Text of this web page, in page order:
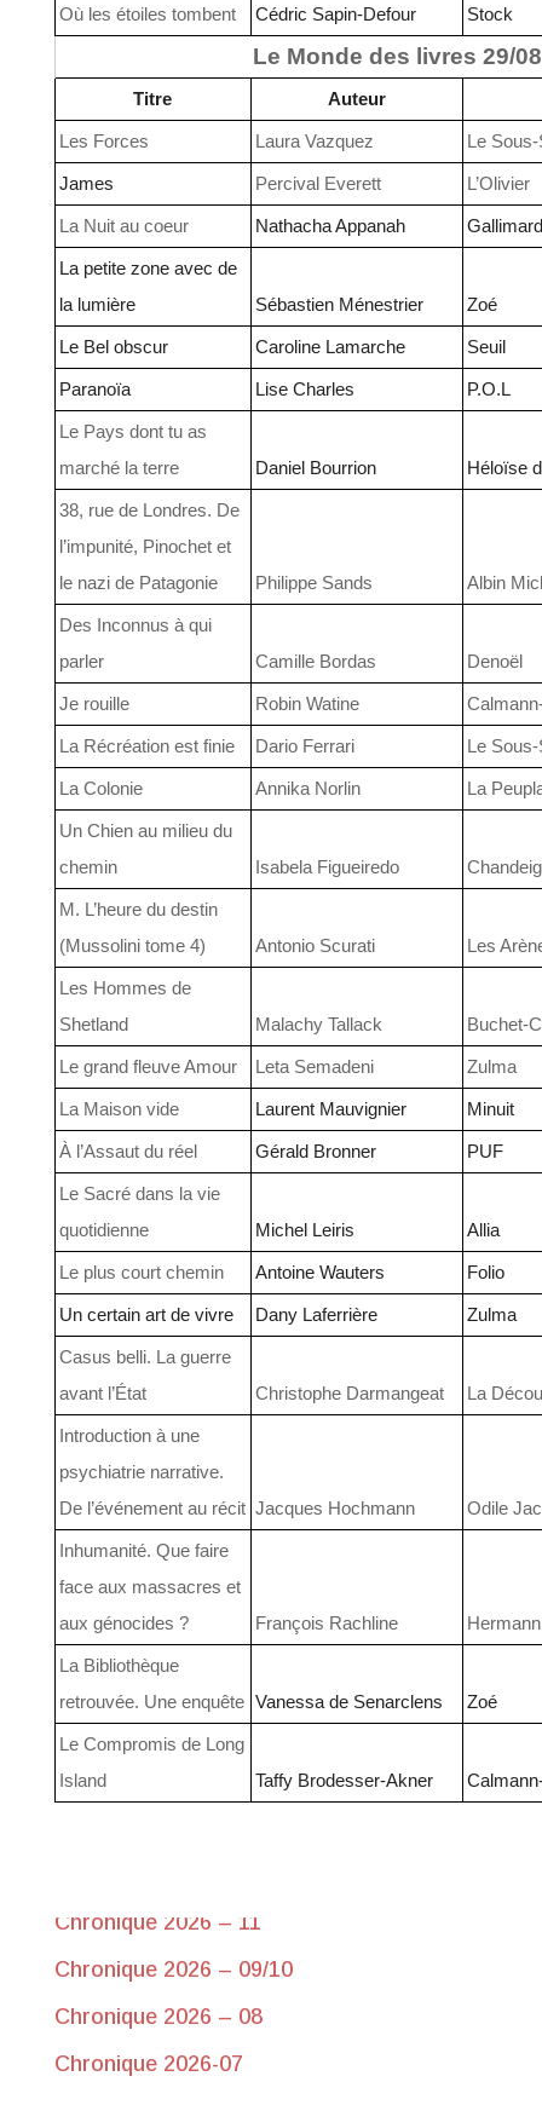
Où les étoiles tombent Cédric Sapin-Defour Stock
Le Monde des livres 29/
Titre Auteur
Les Forces Laura Vazquez Le
James Percival Everett L’Olivier
La Nuit au coeur Nathacha Appanah Gallimard
La petite zone avec de
la lumière
Sébastien Ménestrier Zoé
Le Bel obscur Caroline Lamarche Seuil
Paranoïa Lise Charles P.O.L
Le Pays dont tu as
marché la terre
Daniel Bourrion Héloïse
38, rue de Londres. De
l’impunité, Pinochet et
le nazi de Patagonie
Philippe Sands Albin
Des Inconnus à qui
parler
Camille Bordas Denoël
Je rouille Robin Watine
La Récréation est finie Dario Ferrari Le
La Colonie Annika Norlin La
Un Chien au milieu du
chemin
Isabela Figueiredo
M. L’heure du destin
(Mussolini tome 4)
Antonio Scurati Les
Les Hommes de
Shetland
Malachy Tallack Buchet-
Le grand fleuve Amour Leta Semadeni Zulma
La Maison vide Laurent Mauvignier Minuit
À l’Assaut du réel Gérald Bronner PUF
Le Sacré dans la vie
quotidienne
Michel Leiris Allia
Le plus court chemin Antoine Wauters Folio
Un certain art de vivre Dany Laferrière Zulma
Casus belli. La guerre
avant l’État
Christophe Darmangeat La
Introduction à une
psychiatrie narrative.
De l’événement au récit Jacques Hochmann Odile
Inhumanité. Que faire
face aux massacres et
aux génocides ?
François Rachline Hermann
La Bibliothèque
retrouvée. Une enquête Vanessa de Senarclens Zoé
Le Compromis de Long
Island
Taffy Brodesser-Akner
Chronique 2026 – 11
Chronique 2026 – 09/10
Chronique 2026 – 08
Chronique 2026-07